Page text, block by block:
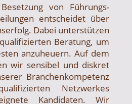
von Führungs­
entscheidet über
Dabei unterstützen
Beratung, um
anzuheuern. Auf dem
wir sensibel und diskret
Branchen­kompetenz
Netz­werkes
Kandi­daten. Wir